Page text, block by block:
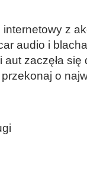
internetowy z
audio i
zaczęła się
o